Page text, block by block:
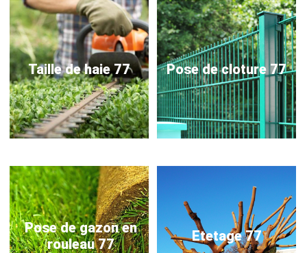
Taille de haie 77 Pose de cloture 77
Pose de gazon en
rouleau 77
Etetage 77